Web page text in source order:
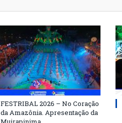
FESTRIBAL 2026 – No Coração
da Amazônia. Apresentação da